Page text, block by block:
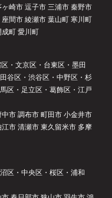
崎市 逗子市 三浦市 秦野市
間市 綾瀬市 葉山町 寒川町
町 愛川町
・文京区・台東区・墨田
谷区・渋谷区・中野区・杉
区・足立区・葛飾区・江戸
市 調布市 町田市 小金井市
市 清瀬市 東久留米市 多摩
区・中央区・桜区・浦和